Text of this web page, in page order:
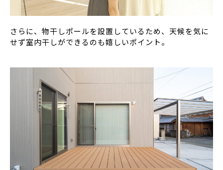
さらに、物干しポールを設置しているため、天候を気に
せず室内干しができるのも嬉しいポイント。